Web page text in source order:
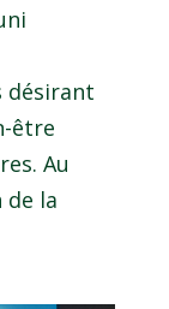
désirant
être
Au
la